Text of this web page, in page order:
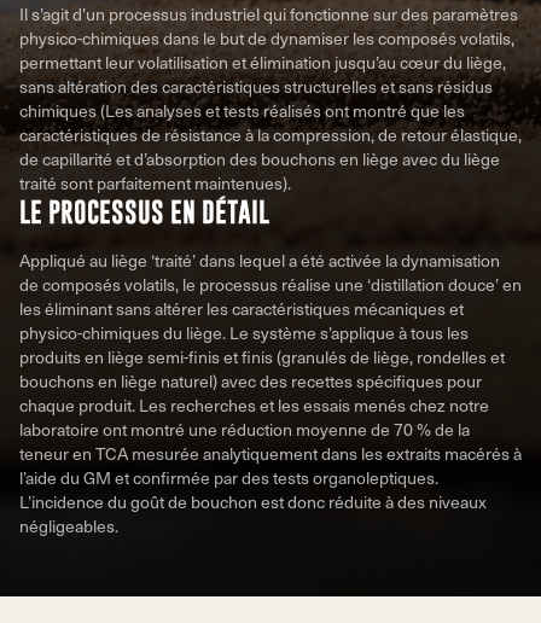
Il s’agit d’un processus industriel qui fonctionne sur des paramètres
physico-chimiques dans le but de dynamiser les composés volatils,
permettant leur volatilisation et élimination jusqu’au cœur du liège,
sans altération des caractéristiques structurelles et sans résidus
chimiques (Les analyses et tests réalisés ont montré que les
caractéristiques de résistance à la compression, de retour élastique,
de capillarité et d’absorption des bouchons en liège avec du liège
traité sont parfaitement maintenues).
LE PROCESSUS EN DÉTAIL
Appliqué au liège ‘traité’ dans lequel a été activée la dynamisation
de composés volatils, le processus réalise une ‘distillation douce’ en
les éliminant sans altérer les caractéristiques mécaniques et
physico-chimiques du liège. Le système s’applique à tous les
produits en liège semi-finis et finis (granulés de liège, rondelles et
bouchons en liège naturel) avec des recettes spécifiques pour
chaque produit. Les recherches et les essais menés chez notre
laboratoire ont montré une réduction moyenne de 70 % de la
teneur en TCA mesurée analytiquement dans les extraits macérés à
l’aide du GM et confirmée par des tests organoleptiques.
L’incidence du goût de bouchon est donc réduite à des niveaux
négligeables.